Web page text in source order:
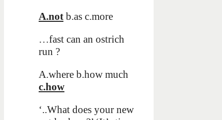
A.not b.as c.more
…fast can an ostrich
run ?
A.where b.how much
c.how
‘..What does your new